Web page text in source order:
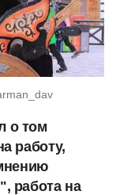
о том
работу,
работа на